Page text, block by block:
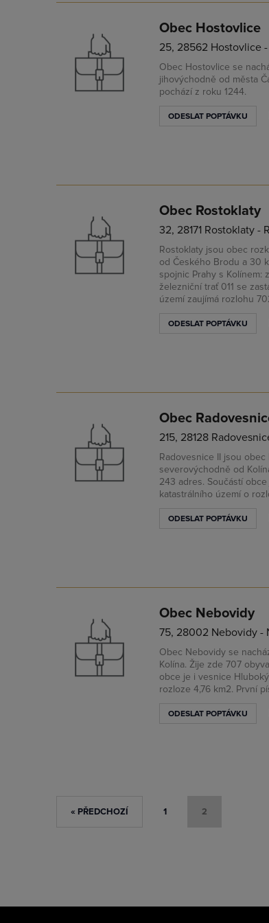
Obec Hostovlice
25, 28562 Hostovlice
Obec Hostovlice se
jihovýchodně od města
pochází z roku 1244.
ODESLAT POPTÁVKU
Obec Rostoklaty
32, 28171 Rostoklaty -
Rostoklaty jsou obec
od Českého Brodu a 30
spojnic Prahy s Kolínem:
železniční trať 011 se
území zaujímá rozlohu
ODESLAT POPTÁVKU
Obec
215, 28128
Radovesnice II jsou
severovýchodně od
243 adres. Součástí
katastrálního území o
ODESLAT POPTÁVKU
Obec Nebovidy
75, 28002 Nebovidy -
Obec Nebovidy se
Kolína. Žije zde 707
obce je i vesnice
rozloze 4,76 km2. První
ODESLAT POPTÁVKU
« PŘEDCHOZÍ 1 2